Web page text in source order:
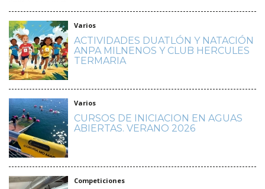
Varios
ACTIVIDADES DUATLÓN Y NATACIÓN
ANPA MILNENOS Y CLUB HERCULES
TERMARIA
Varios
CURSOS DE INICIACION EN AGUAS
ABIERTAS. VERANO 2026
Competiciones